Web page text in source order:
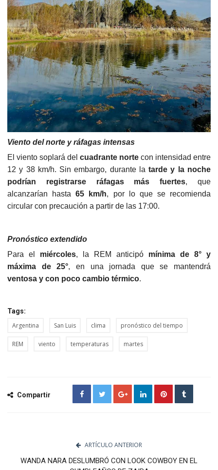
Viento del norte y ráfagas intensas
El viento soplará del cuadrante norte con intensidad entre
12 y 38 km/h. Sin embargo, durante latarde y la noche
podrían registrarse ráfagas más fuertes, que
alcanzarían hasta65 km/h, por lo que se recomienda
circular con precaución a partir de las 17:00.
Pronóstico extendido
Para el miércoles, la REM anticipó mínima de 8° y
máxima de 25°, en una jornada que se mantendrá
ventosa y con poco cambio térmico.
Tags:
Argentina San Luis clima pronóstico del tiempo
REM viento temperaturas martes
Compartir
ARTÍCULO ANTERIOR
WANDA NARA DESLUMBRÓ CON LOOK COWBOY EN EL